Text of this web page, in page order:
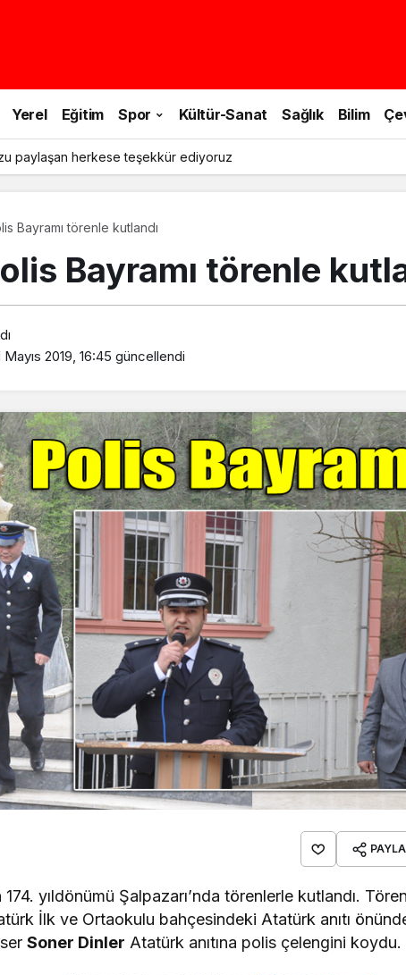
Yerel Eğitim Spor Kültür-Sanat Sağlık Bilim
paylaşan herkese teşekkür ediyoruz
Bayramı törenle kutlandı
Bayramı törenle
Mayıs 2019, 16:45 güncellendi
yıldönümü Şalpazarı’nda törenlerle kutlandı. Tören
İlk ve Ortaokulu bahçesindeki Atatürk anıtı
Soner Dinler Atatürk anıtına polis çelengini koydu.